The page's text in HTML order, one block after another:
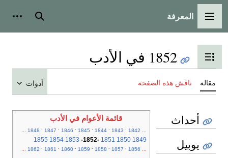
القائمة الرئيسية
المعرفة بحث
تبديل عرض جدول المحتويات
1852 في الأدب
مقالة ناقش هذه الصفحة أدوات
قائمة الأعوام في الأدب
...
1842
1843
1844
1845
1846
1847
1848
...
1849
1850
1851
-
1852
-
1853
1854
1855
...
1856
1857
1858
1859
1860
1861
1862
...
أحداث
يوبيل